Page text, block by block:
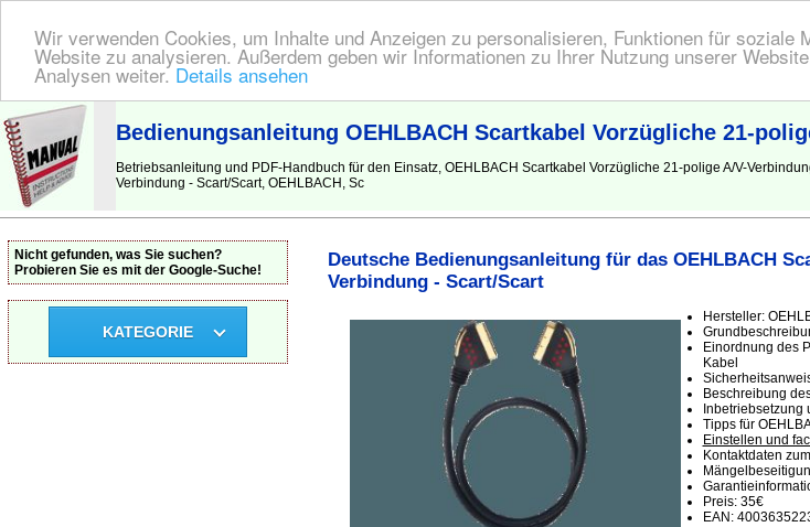
Wir verwenden Cookies, um Inhalte und Anzeigen zu personalisieren, Funktionen für soziale
Website zu analysieren. Außerdem geben wir Informationen zu Ihrer Nutzung unserer
Analysen weiter. Details ansehen
BEDIENUNGSANLEITUNG | Hier finden Sie die deutsche Anleitung!
Bedienungsanleitung OEHLBACH Scartkabel Vorzügliche 21-
Betriebsanleitung und PDF-Handbuch für den Einsatz, OEHLBACH Scartkabel Vorzügliche 21-polige A/V-
Verbindung - Scart/Scart, OEHLBACH, Sc
Deutsche Bedienungsanleitung für das OEHLBACH
Verbindung - Scart/Scart
Hersteller:
Einordnung des
Kabel
Beschreibung
Inbetriebsetzung
Tipps für
Einstellen und
Kontaktdaten zum
Preis: 35€
EAN:
Nicht gefunden, was Sie suchen?
Probieren Sie es mit der Google-Suche!
KATEGORIE